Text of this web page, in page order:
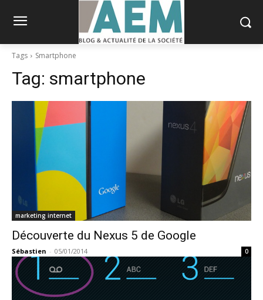
Tags Smartphone
Tag: smartphone
marketing internet
Découverte du Nexus 5 de Google
Sébastien - 05/01/2014 0